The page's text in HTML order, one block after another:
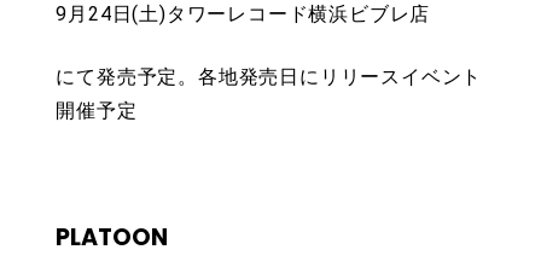
9月24日(土)タワーレコード横浜ビブレ店
にて発売予定。各地発売日にリリースイベント
開催予定
PLATOON